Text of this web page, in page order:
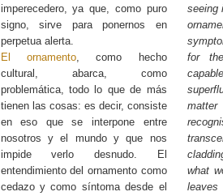
imperecedero, ya que, como puro
signo, sirve para ponernos en
perpetua alerta.
El ornamento, como hecho
cultural, abarca, como
problemática, todo lo que de más
tienen las cosas: es decir, consiste
en eso que se interpone entre
nosotros y el mundo y que nos
impide verlo desnudo. El
entendimiento del ornamento como
cedazo y como síntoma desde el
seeing
for
what